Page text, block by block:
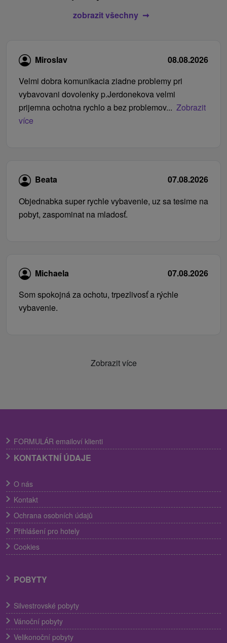
zobrazit všechny
Miroslav
08.08.2026
Velmi dobra komunikacia ziadne problemy pri
vybavovani dovolenky p.Jerdonekova velmi
prijemna ochotna rychlo a bez problemov... Zobrazit
více
Beata
07.08.2026
Objednabka super rychle vybavenie, uz sa tesime na
pobyt, zaspominat na mladosť.
Michaela
07.08.2026
Som spokojná za ochotu, trpezlivosť a rýchle
vybavenie.
Zobrazit více
FORMULÁR emailoví klienti
KONTAKTNÍ ÚDAJE
O nás
Kontakt
Ochrana osobních údajů
Přihlášení pro hotely
Cookies
POBYTY
Silvestrovské pobyty
Vánoční pobyty
Velikonoční pobyty